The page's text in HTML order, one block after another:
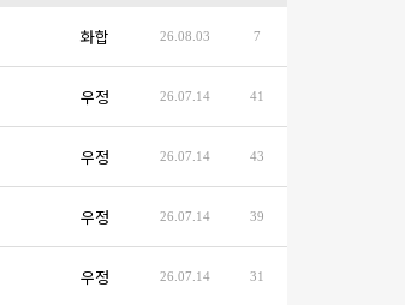
화합 26.08.03 7
우정 26.07.14 41
우정 26.07.14 43
우정 26.07.14 39
우정 26.07.14 31